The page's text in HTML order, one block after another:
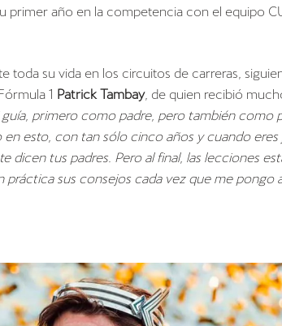
primer año en la competencia con el equipo
toda su vida en los circuitos de carreras,
1 Patrick Tambay, de quien recibió
guía, primero como padre, pero también como
esto, con tan sólo cinco años y cuando eres
dicen tus padres. Pero al final, las lecciones
práctica sus consejos cada vez que me pongo